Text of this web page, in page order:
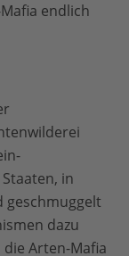
endlich
in
geschmuggelt
dazu
Arten-Mafia